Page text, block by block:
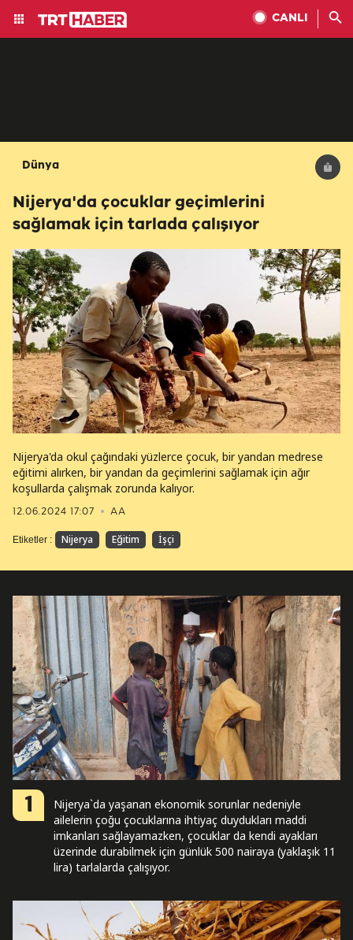
CANLI
Dünya
Nijerya'da çocuklar geçimlerini
sağlamak için tarlada çalışıyor
12.06.2024 17:07 AA
Nijerya'da okul çağındaki yüzlerce çocuk, bir yandan medrese
eğitimi alırken, bir yandan da geçimlerini sağlamak için ağır
koşullarda çalışmak zorunda kalıyor.
Etiketler : Nijerya Eğitim İşçi
1
Nijerya`da yaşanan ekonomik sorunlar nedeniyle
ailelerin çoğu çocuklarına ihtiyaç duydukları maddi
imkanları sağlayamazken, çocuklar da kendi ayakları
üzerinde durabilmek için günlük 500 nairaya (yaklaşık 11
lira) tarlalarda çalışıyor.